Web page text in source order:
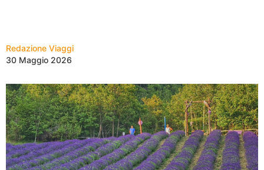
Redazione Viaggi
30 Maggio 2026